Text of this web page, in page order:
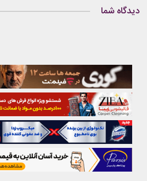
دیدگاه شما